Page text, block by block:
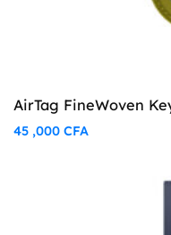
AirTag FineWoven
45 ,000 CFA